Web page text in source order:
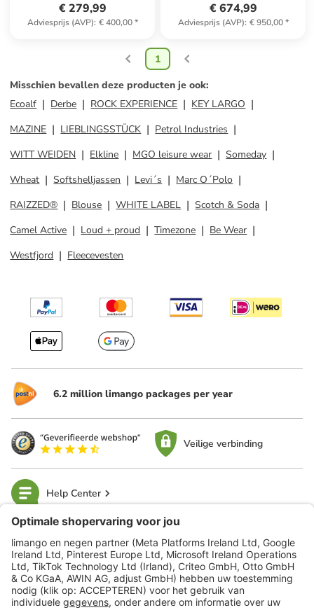
€ 279,99
Adviesprijs (AVP): € 400,00*
€ 674,99
Adviesprijs (AVP): € 950,00*
1
Misschien bevallen deze producten je ook:
Ecoalf
Derbe ROCK EXPERIENCE
KEY LARGO
MAZINE
LIEBLINGSSTÜCK
Petrol Industries
WITT WEIDEN
Elkline MGO leisure wear
Someday
Wheat
Softshelljassen Levi´s
Marc O´Polo
RAIZZED®
Blouse WHITE LABEL
Scotch & Soda
Camel Active
Loud + proud Timezone
Be Wear
Westfjord
Fleecevesten
6.2 million limango packages per year
Veilige verbinding
Help Center
limango
Veilig winkelen
Klantenservice